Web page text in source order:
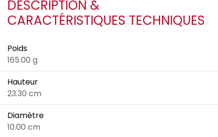
DESCRIPTION &
CARACTÉRISTIQUES TECHNIQUES
Poids
165.00 g
Hauteur
23.30 cm
Diamètre
10.00 cm